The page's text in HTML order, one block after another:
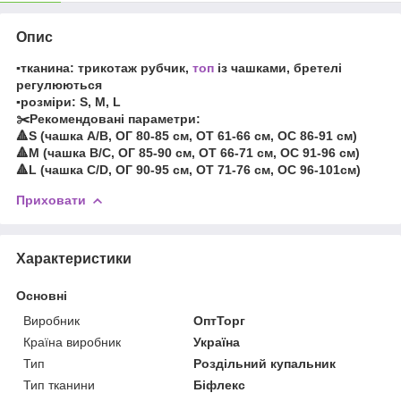
Опис
▪️тканина: трикотаж рубчик, топ із чашками, бретелі
регулюються
▪️розміри: S, M, L
✂️Рекомендовані параметри:
🔺S (чашка A/B, ОГ 80-85 см, ОТ 61-66 см, ОС 86-91 см)
🔺М (чашка B/C, ОГ 85-90 см, ОТ 66-71 см, ОС 91-96 см)
🔺L (чашка C/D, ОГ 90-95 см, ОТ 71-76 см, ОС 96-101см)
Приховати
Характеристики
Основні
Виробник
ОптТорг
Країна виробник
Україна
Тип
Роздільний купальник
Тип тканини
Біфлекс